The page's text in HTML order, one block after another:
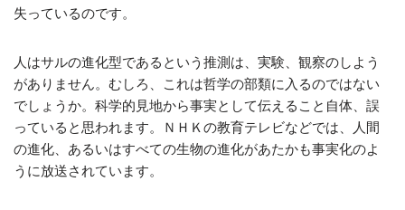
失っているのです。
人はサルの進化型であるという推測は、実験、観察のしよう
がありません。むしろ、これは哲学の部類に入るのではない
でしょうか。科学的見地から事実として伝えること自体、誤
っていると思われます。ＮＨＫの教育テレビなどでは、人間
の進化、あるいはすべての生物の進化があたかも事実化のよ
うに放送されています。